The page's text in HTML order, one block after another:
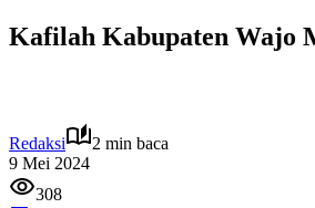
Kafilah Kabupaten Wajo
Redaksi
2 min baca
9 Mei 2024
308